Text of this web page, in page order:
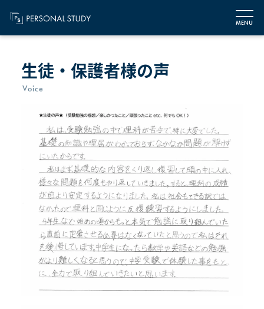
MENU
生徒・保護者様の声
Voice